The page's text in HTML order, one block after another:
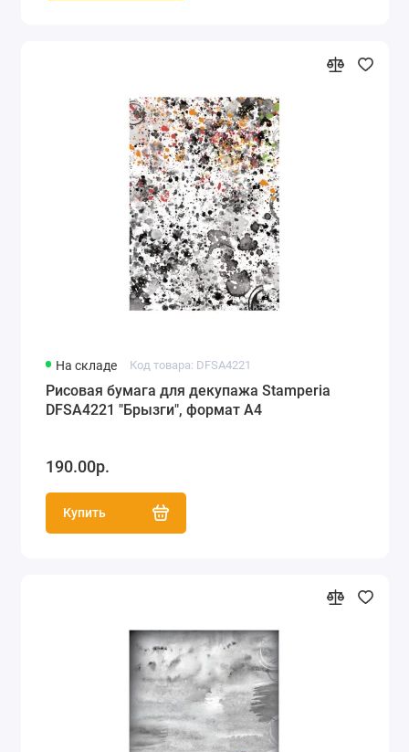
На складе Код товара: DFSA4221
Рисовая бумага для декупажа Stamperia
DFSA4221 "Брызги", формат А4
190.00р.
Купить